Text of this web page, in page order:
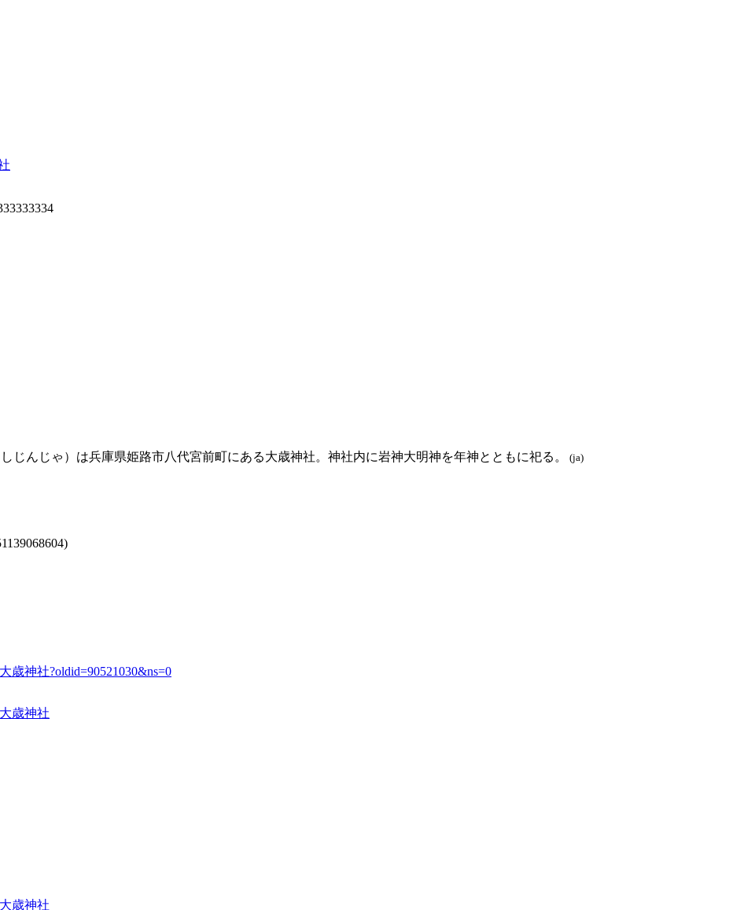
じんじゃ）は兵庫県姫路市八代宮前町にある大歳神社。神社内に岩神大明神を年神とともに祀る。
(ja)
歳神社?oldid=90521030&ns=0
歳神社
歳神社